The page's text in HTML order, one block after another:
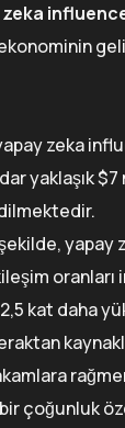
zeka
yaklaşık
şekilde, yapay
oranları
kat daha
çoğunluk